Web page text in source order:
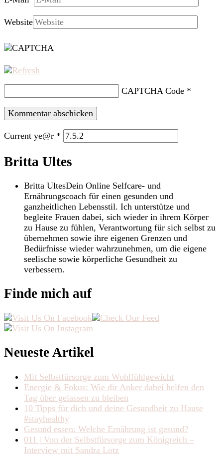
Website
CAPTCHA Code *
Current ye@r *
Britta Ultes
Britta UltesDein Online Selfcare- und
Ernährungscoach für einen gesunden und
ganzheitlichen Lebensstil. Ich unterstütze und
begleite Frauen dabei, sich wieder in ihrem Körper
zu Hause zu fühlen, Verantwortung für sich selbst zu
übernehmen sowie ihre eigenen Grenzen und
Bedürfnisse wieder wahrzunehmen, um die eigene
seelische sowie körperliche Gesundheit zu
verbessern.
Finde mich auf
Neueste Artikel
Mit Selbstfürsorge zum Wohlfühlgewicht
Energie & Fokus: Wie dir Anker dabei helfen den
Tag über gelassen zu bleiben
10 Tipps für dich und deine Gesundheit zu Hause
#stayhealthy
Gesund essen: Welche Ernährung ist gesund?
011 | Von der Selbstfürsorge zum Königreich –
Interview mit Sandra Lotz